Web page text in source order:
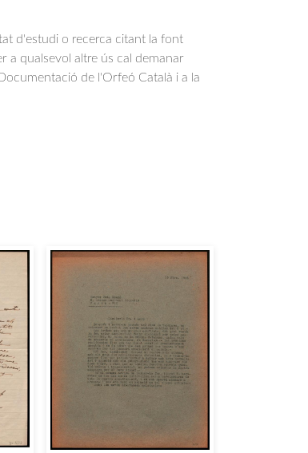
d'estudi o recerca citant la font
a qualsevol altre ús cal demanar
de l'Orfeó Català i a la